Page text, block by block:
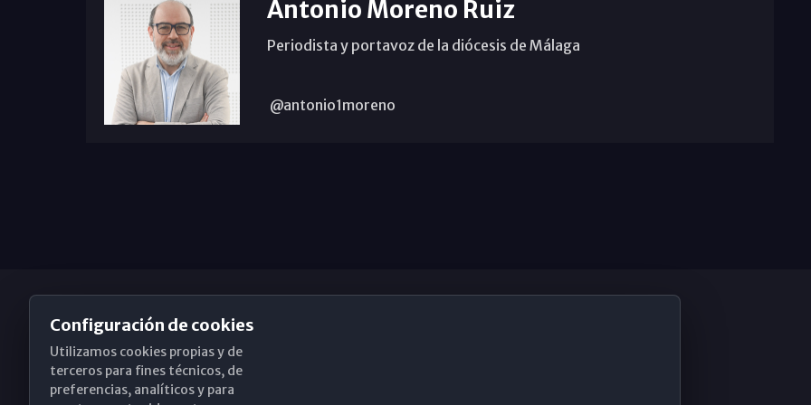
Antonio Moreno Ruiz
Periodista y portavoz de la diócesis de Málaga
@antonio1moreno
Obispado de Málaga
Configuración de cookies
Utilizamos cookies propias y de
terceros para fines técnicos, de
preferencias, analíticos y para